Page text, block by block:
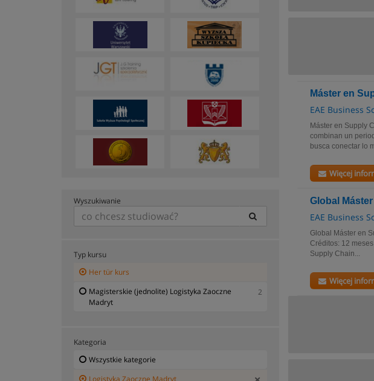
Máster en
EAE Business
Máster en Supply
combinan un
busca conectar lo
Więcej
Global
EAE Business
Global Máster en
Créditos: 12
Supply Chain...
Więcej
Wyszukiwanie
Typ kursu
Her tür kurs
Magisterskie (jednolite) Logistyka Zaoczne
Madryt
2
Kategoria
Wszystkie kategorie
Logistyka Zaoczne Madryt